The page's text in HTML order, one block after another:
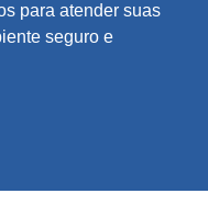
para atender suas
seguro e